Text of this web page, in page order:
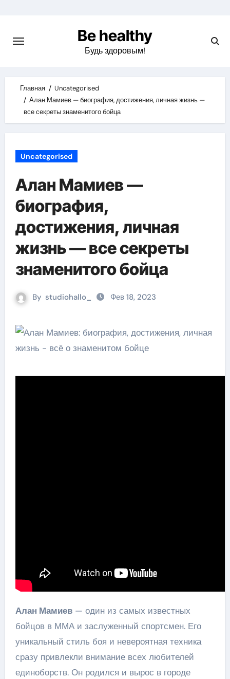
content
Be healthy
Будь здоровым!
Главная
Uncategorised
Алан Мамиев — биография, достижения, личная жизнь —
все секреты знаменитого бойца
Uncategorised
Алан Мамиев —
биография,
достижения, личная
жизнь — все секреты
знаменитого бойца
By studiohallo_ Фев 18, 2023
Алан Мамиев— один из самых известных
бойцов в ММА и заслуженный спортсмен. Его
уникальный стиль боя и невероятная техника
сразу привлекли внимание всех любителей
единоборств. Он родился и вырос в городе